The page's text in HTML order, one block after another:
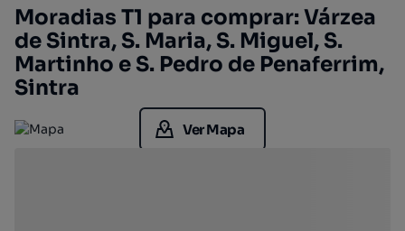
Moradias T1 para comprar: Várzea
de Sintra, S. Maria, S. Miguel, S.
Martinho e S. Pedro de Penaferrim,
Sintra
Ver Mapa